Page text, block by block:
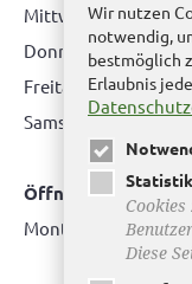
Mittwoch: nur nach
Donnerstag: 08.00
Freitag: nur nach
Samstag:bitte hier
Öffnungszeiten
Montag: 14:00 bis
Wir nutzen
notwendig,
bestmöglich
Erlaubnis
Statistik
Diese